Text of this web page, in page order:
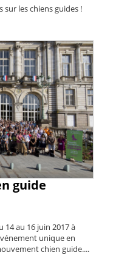
les chiens guides !
guide
au 16 juin 2017 à
unique en
chien guide....